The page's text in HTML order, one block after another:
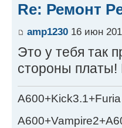
Re: Ремонт
amp1230 16 июн
Это у тебя так
стороны